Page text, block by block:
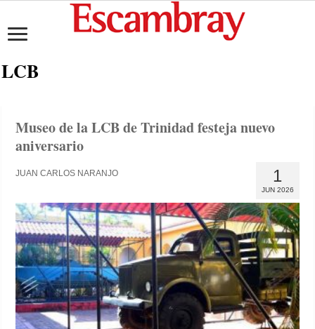
LCB
Museo de la LCB de Trinidad festeja nuevo
aniversario
1
JUN 2026
JUAN CARLOS NARANJO